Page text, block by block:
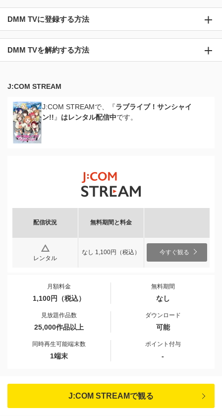
DMM TVに登録する方法
DMM TVを解約する方法
J:COM STREAM
J:COM STREAMで、『ラブライブ！サンシャイ
ン!! 』 はレンタル配信中です。
配信状況 無料期間と料金
レンタル
なし 1,100円（税込） 今すぐ観る
月額料金
1,100円（税込）
無料期間
なし
見放題作品数
25,000作品以上
ダウンロード
可能
同時再生可能端末数
1端末
ポイント付与
-
J:COM STREAMで観る